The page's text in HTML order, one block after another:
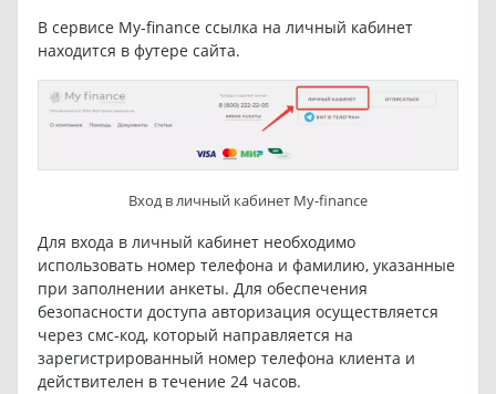
В сервисе My-finance ссылка на личный кабинет
находится в футере сайта.
Вход в личный кабинет My-finance
Для входа в личный кабинет необходимо
использовать номер телефона и фамилию, указанные
при заполнении анкеты. Для обеспечения
безопасности доступа авторизация осуществляется
через смс-код, который направляется на
зарегистрированный номер телефона клиента и
действителен в течение 24 часов.